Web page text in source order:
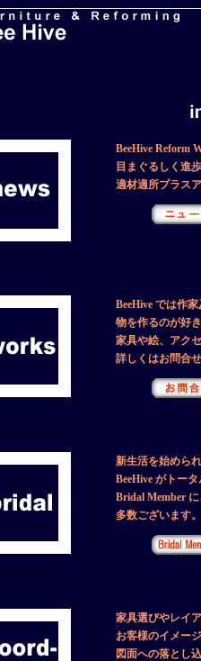
BeeHive Reform
目まぐるしく進
適材適所プラス
BeeHive では作
物を作るのが好
家具や絵、アク
詳しくはお問合
新生活を始めら
BeeHive がトー
Bridal Member
多数ございます
家具選びやレイ
お客様のイメー
図面への落とし